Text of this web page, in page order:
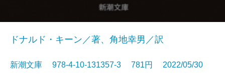
ドナルド・キーン／著、角地幸男／訳
新潮文庫 978-4-10-131357-3 781円 2022/05/30